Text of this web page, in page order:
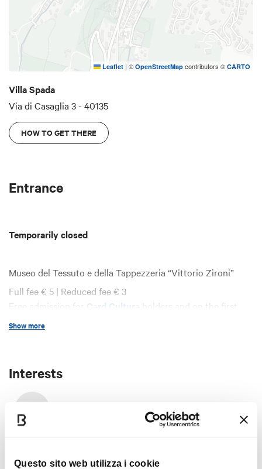
Questo sito web utilizza i cookie
Leaflet | © OpenStreetMap contributors © CARTO
Villa Spada
Via di Casaglia 3 - 40135
HOW TO GET THERE
Entrance
Temporarily closed
Museo del Tessuto e della Tappezzeria “Vittorio Zironi”
Full fee € 5 | Reduced fee € 3
Free admission for
Card Cultura
holders and on the first
Sunday of the month.
Show more
Interests
Art & Culture